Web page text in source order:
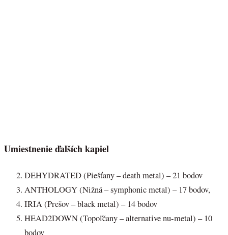
Umiestnenie ďalších kapiel
DEHYDRATED (Piešťany – death metal) – 21 bodov
ANTHOLOGY (Nižná – symphonic metal) – 17 bodov,
IRIA (Prešov – black metal) – 14 bodov
HEAD2DOWN (Topoľčany – alternative nu-metal) – 10
bodov